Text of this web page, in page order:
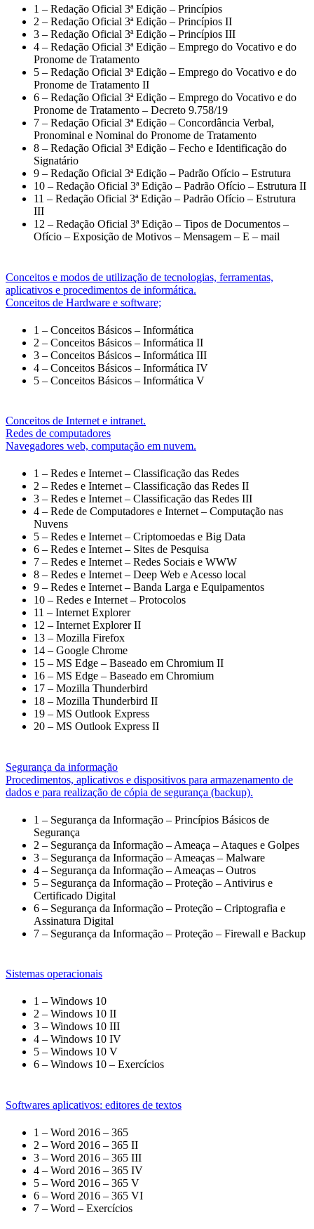
1 – Redação Oficial 3ª Edição – Princípios
2 – Redação Oficial 3ª Edição – Princípios II
3 – Redação Oficial 3ª Edição – Princípios III
4 – Redação Oficial 3ª Edição – Emprego do Vocativo e do
Pronome de Tratamento
5 – Redação Oficial 3ª Edição – Emprego do Vocativo e do
Pronome de Tratamento II
6 – Redação Oficial 3ª Edição – Emprego do Vocativo e do
Pronome de Tratamento – Decreto 9.758/19
7 – Redação Oficial 3ª Edição – Concordância Verbal,
Pronominal e Nominal do Pronome de Tratamento
8 – Redação Oficial 3ª Edição – Fecho e Identificação do
Signatário
9 – Redação Oficial 3ª Edição – Padrão Ofício – Estrutura
10 – Redação Oficial 3ª Edição – Padrão Ofício – Estrutura II
11 – Redação Oficial 3ª Edição – Padrão Ofício – Estrutura
III
12 – Redação Oficial 3ª Edição – Tipos de Documentos –
Ofício – Exposição de Motivos – Mensagem – E – mail
Conceitos e modos de utilização de tecnologias, ferramentas,
aplicativos e procedimentos de informática.
Conceitos de Hardware e software;
1 – Conceitos Básicos – Informática
2 – Conceitos Básicos – Informática II
3 – Conceitos Básicos – Informática III
4 – Conceitos Básicos – Informática IV
5 – Conceitos Básicos – Informática V
Conceitos de Internet e intranet.
Redes de computadores
Navegadores web, computação em nuvem.
1 – Redes e Internet – Classificação das Redes
2 – Redes e Internet – Classificação das Redes II
3 – Redes e Internet – Classificação das Redes III
4 – Rede de Computadores e Internet – Computação nas
Nuvens
5 – Redes e Internet – Criptomoedas e Big Data
6 – Redes e Internet – Sites de Pesquisa
7 – Redes e Internet – Redes Sociais e WWW
8 – Redes e Internet – Deep Web e Acesso local
9 – Redes e Internet – Banda Larga e Equipamentos
10 – Redes e Internet – Protocolos
11 – Internet Explorer
12 – Internet Explorer II
13 – Mozilla Firefox
14 – Google Chrome
15 – MS Edge – Baseado em Chromium II
16 – MS Edge – Baseado em Chromium
17 – Mozilla Thunderbird
18 – Mozilla Thunderbird II
19 – MS Outlook Express
20 – MS Outlook Express II
Segurança da informação
Procedimentos, aplicativos e dispositivos para armazenamento de
dados e para realização de cópia de segurança (backup).
1 – Segurança da Informação – Princípios Básicos de
Segurança
2 – Segurança da Informação – Ameaça – Ataques e Golpes
3 – Segurança da Informação – Ameaças – Malware
4 – Segurança da Informação – Ameaças – Outros
5 – Segurança da Informação – Proteção – Antivirus e
Certificado Digital
6 – Segurança da Informação – Proteção – Criptografia e
Assinatura Digital
7 – Segurança da Informação – Proteção – Firewall e Backup
Sistemas operacionais
1 – Windows 10
2 – Windows 10 II
3 – Windows 10 III
4 – Windows 10 IV
5 – Windows 10 V
6 – Windows 10 – Exercícios
Softwares aplicativos: editores de textos
1 – Word 2016 – 365
2 – Word 2016 – 365 II
3 – Word 2016 – 365 III
4 – Word 2016 – 365 IV
5 – Word 2016 – 365 V
6 – Word 2016 – 365 VI
7 – Word – Exercícios